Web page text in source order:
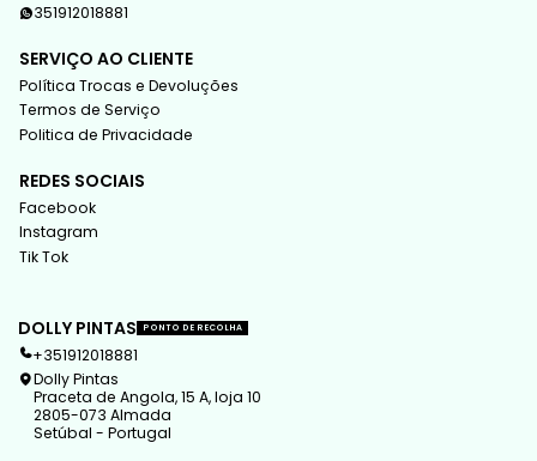
351912018881
SERVIÇO AO CLIENTE
Política Trocas e Devoluções
Termos de Serviço
Politica de Privacidade
REDES SOCIAIS
Facebook
Instagram
Tik Tok
DOLLY PINTAS PONTO DE RECOLHA
+351912018881
Dolly Pintas
Praceta de Angola, 15 A, loja 10
2805-073 Almada
Setúbal - Portugal